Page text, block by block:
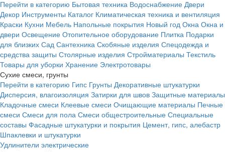
Перейти в категорию Бытовая техника Водоснабжение Двери
Декор Инструменты Каталог Климатическая техника и вентиляция
Краски Кухни Мебель Напольные покрытия Новый год Окна Окна и
двери Освещение Отопительное оборудование Плитка Подарки
для близких Сад Сантехника Скобяные изделия Спецодежда и
средства защиты Столярные изделия Стройматериалы Текстиль
Товары для уборки Хранение Электротовары
Сухие смеси, грунты
Перейти в категорию Гипс Грунты Декоративные штукатурки
Дисперсия, влагоизоляция Затирки для швов Защитные материалы
Кладочные смеси Клеевые смеси Очищающие материалы Печные
смеси Смеси для пола Смеси общестроительные Специальные
составы Фасадные штукатурки и покрытия Цемент, гипс, алебастр
Шпаклевки и штукатурки
Удлинители электрические